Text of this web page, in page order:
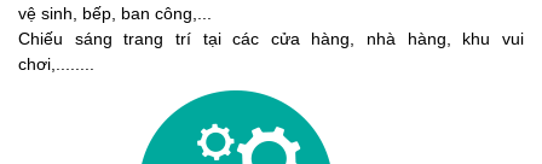
vệ sinh, bếp, ban công,...
Chiếu sáng trang trí tại các cửa hàng, nhà hàng, khu vui
chơi,........